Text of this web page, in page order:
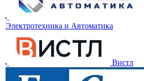
Электротехника и Автоматика
Вистл